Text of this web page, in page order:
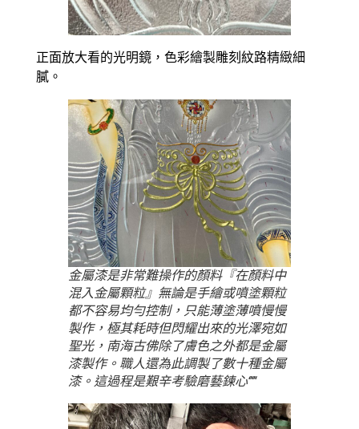
正面放大看的光明鏡，色彩繪製雕刻紋路精緻細
膩。
金屬漆是非常難操作的顏料『在顏料中
混入金屬顆粒』無論是手繪或噴塗顆粒
都不容易均勻控制，只能薄塗薄噴慢慢
製作，極其耗時但閃耀出來的光澤宛如
聖光，南海古佛除了膚色之外都是金屬
漆製作。職人還為此調製了數十種金屬
漆。這過程是艱辛考驗磨藝鍊心‘’‘’‘